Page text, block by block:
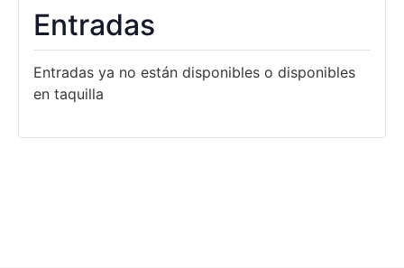
Entradas
Entradas ya no están disponibles o disponibles
en taquilla